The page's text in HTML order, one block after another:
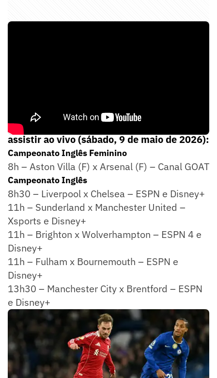
Confira os jogos de hoje, horários e onde
assistir ao vivo (sábado, 9 de maio de 2026):
Campeonato Inglês Feminino
8h – Aston Villa (F) x Arsenal (F) – Canal GOAT
Campeonato Inglês
8h30 – Liverpool x Chelsea – ESPN e Disney+
11h – Sunderland x Manchester United –
Xsports e Disney+
11h – Brighton x Wolverhampton – ESPN 4 e
Disney+
11h – Fulham x Bournemouth – ESPN e
Disney+
13h30 – Manchester City x Brentford – ESPN
e Disney+